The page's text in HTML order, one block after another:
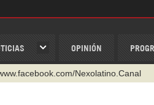
OPINIÓN
Nexolatino.Canal